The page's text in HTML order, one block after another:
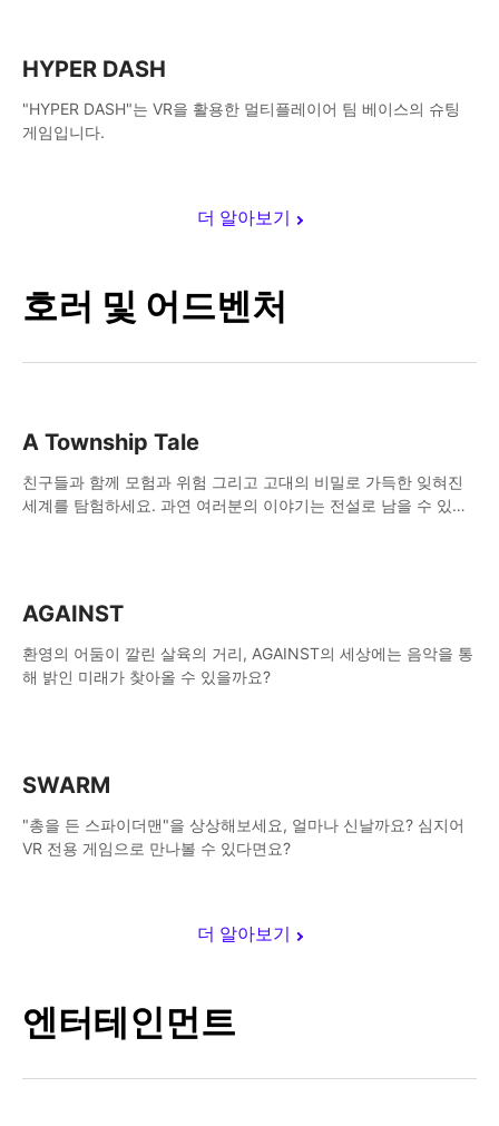
더 알아보기
HYPER DASH
"HYPER DASH"는 VR을 활용한 멀티플레이어 팀 베이스의 슈팅
게임입니다.
호러 및 어드벤처
더 알아보기
A Township Tale
친구들과 함께 모험과 위험 그리고 고대의 비밀로 가득한 잊혀진
세계를 탐험하세요. 과연 여러분의 이야기는 전설로 남을 수 있을
AGAINST
환영의 어둠이 깔린 살육의 거리, AGAINST의 세상에는 음악을 통
해 밝인 미래가 찾아올 수 있을까요?
SWARM
"총을 든 스파이더맨"을 상상해보세요, 얼마나 신날까요? 심지어
VR 전용 게임으로 만나볼 수 있다면요?
엔터테인먼트